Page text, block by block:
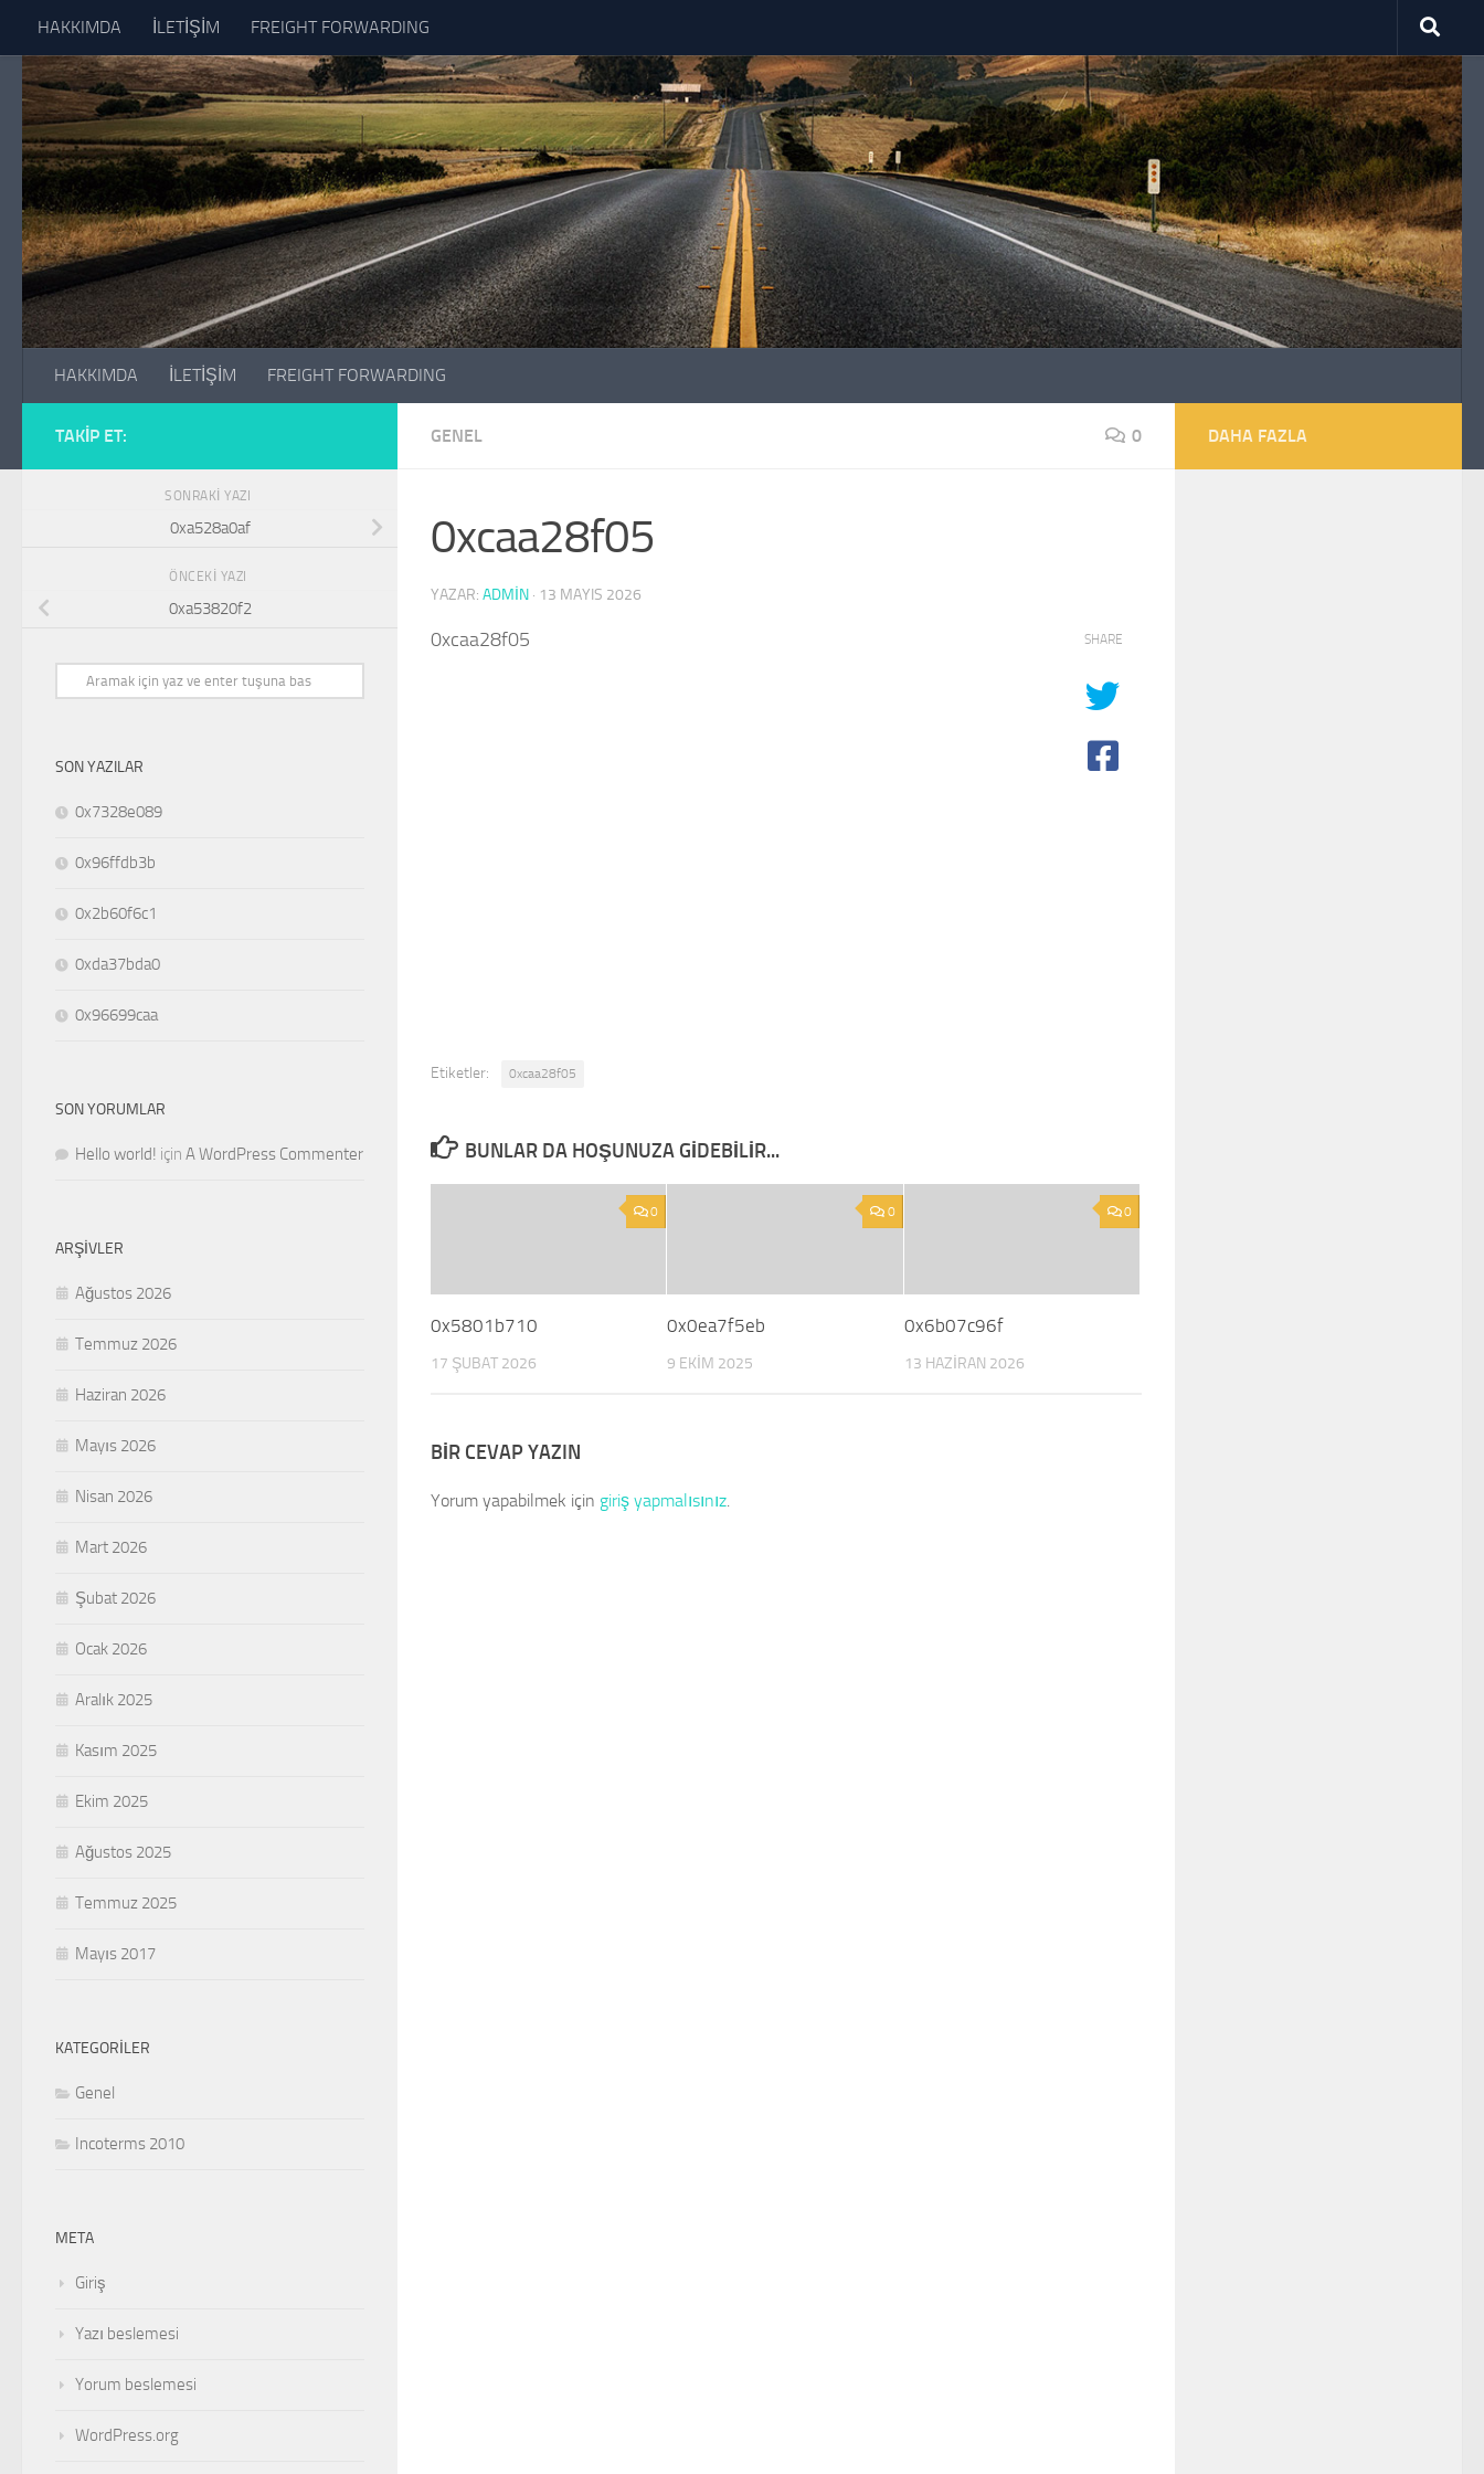
Skip to content
HAKKIMDA İLETİŞİM FREIGHT FORWARDING
HAKKIMDA İLETİŞİM FREIGHT FORWARDING
GENEL 0
0xcaa28f05
YAZAR: ADMIN · 13 MAYIS 2026
0xcaa28f05 SHARE
Etiketler: 0xcaa28f05
BUNLAR DA HOŞUNUZA GIDEBILIR...
0
0x5801b710
17 ŞUBAT 2026
0
0x0ea7f5eb
9 EKIM 2025
0
0x6b07c96f
13 HAZIRAN 2026
BIR CEVAP YAZIN
Yorum yapabilmek için giriş yapmalısınız.
TAKIP ET:
SONRAKI YAZI
0xa528a0af
ÖNCEKI YAZI
0xa53820f2
SON YAZILAR
0x7328e089
0x96ffdb3b
0x2b60f6c1
0xda37bda0
0x96699caa
SON YORUMLAR
Hello world! için A WordPress Commenter
ARŞIVLER
Ağustos 2026
Temmuz 2026
Haziran 2026
Mayıs 2026
Nisan 2026
Mart 2026
Şubat 2026
Ocak 2026
Aralık 2025
Kasım 2025
Ekim 2025
Ağustos 2025
Temmuz 2025
Mayıs 2017
KATEGORILER
Genel
Incoterms 2010
META
Giriş
Yazı beslemesi
Yorum beslemesi
WordPress.org
DAHA FAZLA